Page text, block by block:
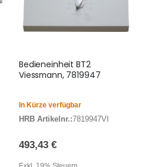
Bedieneinheit BT2
Viessmann, 7819947
In Kürze verfügbar
HRB Artikelnr.:7819947VI
493,43 €